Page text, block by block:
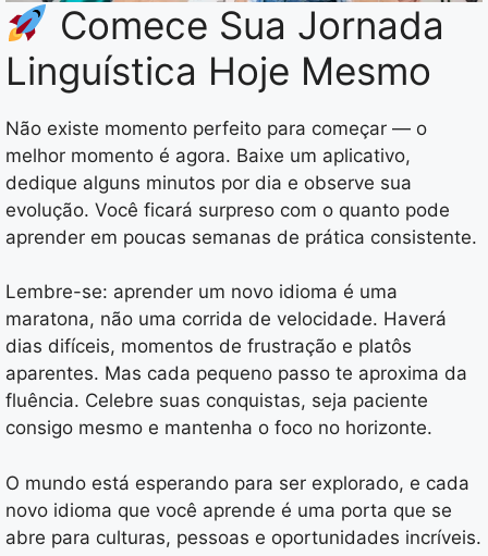
Comece Sua Jornada
Linguística Hoje Mesmo
Não existe momento perfeito para começar — o
melhor momento é agora. Baixe um aplicativo,
dedique alguns minutos por dia e observe sua
evolução. Você ficará surpreso com o quanto pode
aprender em poucas semanas de prática consistente.
Lembre-se: aprender um novo idioma é uma
maratona, não uma corrida de velocidade. Haverá
dias difíceis, momentos de frustração e platôs
aparentes. Mas cada pequeno passo te aproxima da
fluência. Celebre suas conquistas, seja paciente
consigo mesmo e mantenha o foco no horizonte.
O mundo está esperando para ser explorado, e cada
novo idioma que você aprende é uma porta que se
abre para culturas, pessoas e oportunidades incríveis.